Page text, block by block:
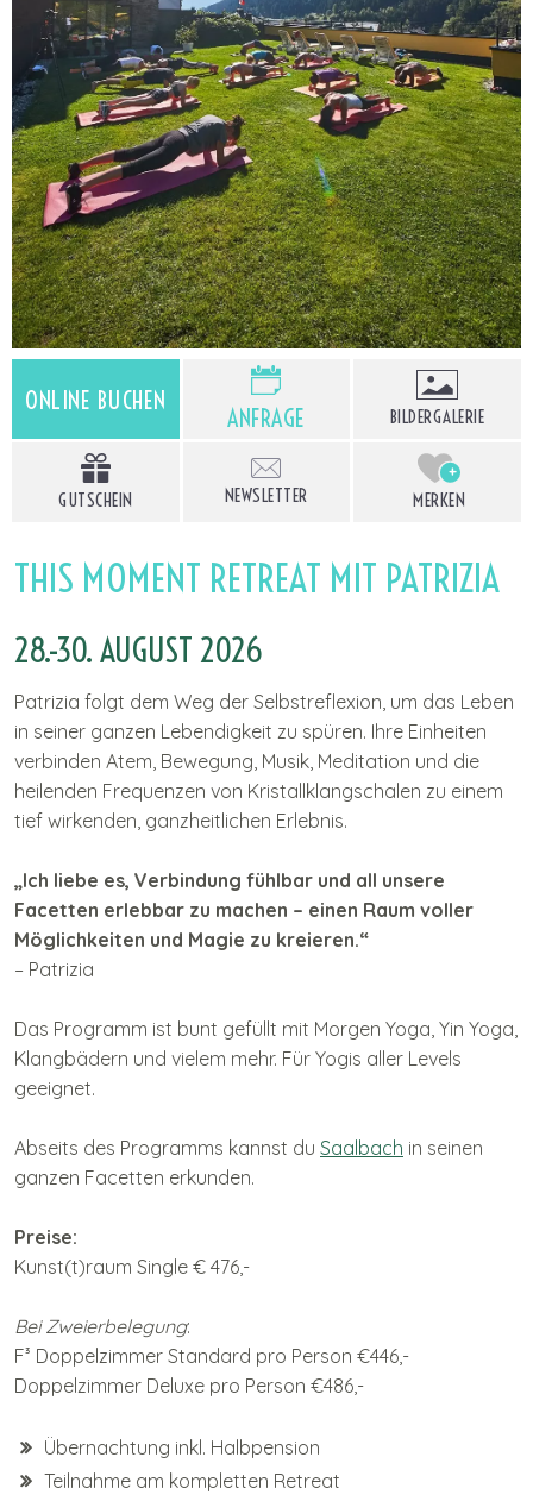
ONLINE BUCHEN
ANFRAGE BILDERGALERIE
GUTSCHEIN NEWSLETTER MERKEN
+
THIS MOMENT RETREAT MIT PATRIZIA
28.-30. AUGUST 2026
Patrizia folgt dem Weg der Selbstreflexion, um das Leben
in seiner ganzen Lebendigkeit zu spüren. Ihre Einheiten
verbinden Atem, Bewegung, Musik, Meditation und die
heilenden Frequenzen von Kristallklangschalen zu einem
tief wirkenden, ganzheitlichen Erlebnis.
„Ich liebe es, Verbindung fühlbar und all unsere
Facetten erlebbar zu machen – einen Raum voller
Möglichkeiten und Magie zu kreieren.“
– Patrizia
Das Programm ist bunt gefüllt mit Morgen Yoga, Yin Yoga,
Klangbädern und vielem mehr. Für Yogis aller Levels
geeignet.
Abseits des Programms kannst du Saalbach in seinen
ganzen Facetten erkunden.
Preise:
Kunst(t)raum Single € 476,-
Bei Zweierbelegung:
F³ Doppelzimmer Standard pro Person €446,-
Doppelzimmer Deluxe pro Person €486,-
Übernachtung inkl. Halbpension
Teilnahme am kompletten Retreat